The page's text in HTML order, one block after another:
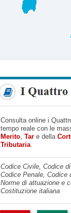
Consulta online i
tempo reale con le
Merito, Tare della
Tributaria.
Codice Civile, Codice
Codice Penale, Codice
Norme di attuazione e
Costituzione italiana